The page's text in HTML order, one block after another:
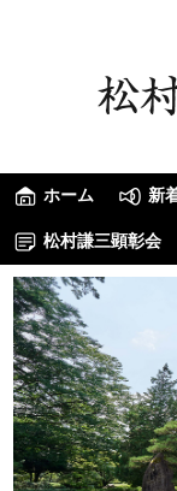
ホーム 新
松村謙三顕彰会